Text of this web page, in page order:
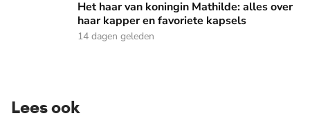
Het haar van koningin Mathilde: alles over
haar kapper en favoriete kapsels
14 dagen geleden
Lees ook